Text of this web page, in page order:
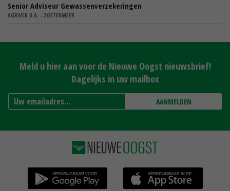
Senior Adviseur Gewassenverzekeringen
AGRIVER U.A. - ZOETERMEER
Meld u hier aan voor de Nieuwe Oogst nieuwsbrief!
Dagelijks in uw mailbox
AANMELDEN